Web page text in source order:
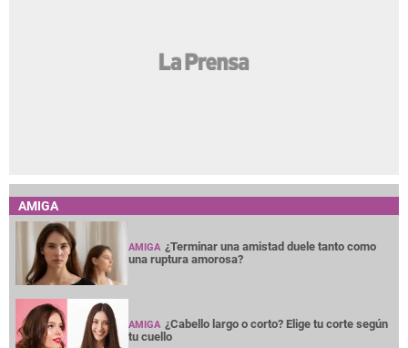
AMIGA
AMIGA ¿Terminar una amistad duele tanto como
una ruptura amorosa?
AMIGA ¿Cabello largo o corto? Elige tu corte según
tu cuello